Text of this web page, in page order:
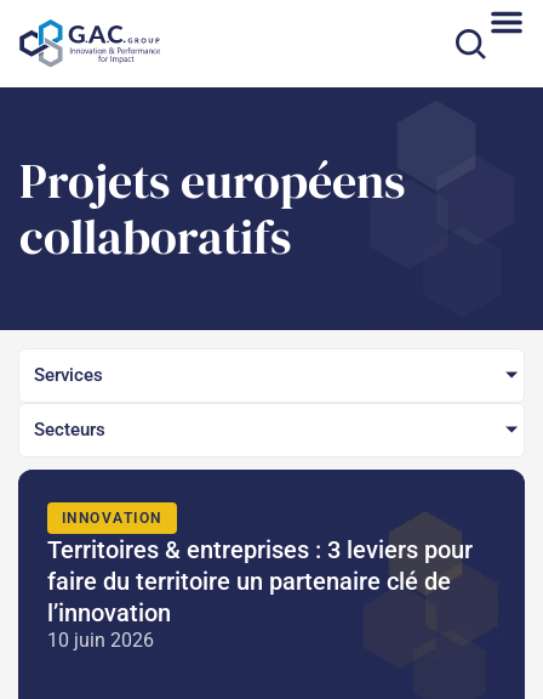
au
Projets européens
collaboratifs
INNOVATION
Territoires & entreprises : 3 leviers pour
faire du territoire un partenaire clé de
l’innovation
10 juin 2026
Services
Secteurs